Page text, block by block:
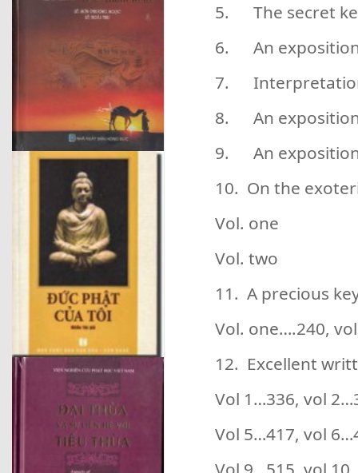
5. The secret
6. An exposition
7. Interpretation
8. An exposition
9. An exposition
10. On the
Vol. one
Vol. two
11. A precious
Vol. one….240,
12. Excellent
Vol 1…336, vol
Vol 5…417, vol